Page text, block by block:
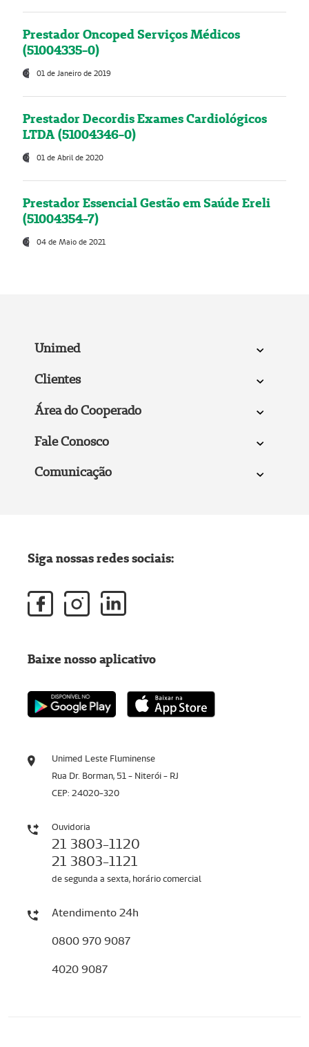
Prestador Oncoped Serviços Médicos
(51004335-0)
01 de Janeiro de 2019
Prestador Decordis Exames Cardiológicos
LTDA (51004346-0)
01 de Abril de 2020
Prestador Essencial Gestão em Saúde Ereli
(51004354-7)
04 de Maio de 2021
Unimed
Clientes
Área do Cooperado
Fale Conosco
Comunicação
Unimed Leste Fluminense
Rua Dr. Borman, 51 - Niterói - RJ
CEP: 24020-320
Ouvidoria
21 3803-1120
21 3803-1121
de segunda a sexta, horário comercial
Atendimento 24h
0800 970 9087
4020 9087
Siga nossas redes sociais:
Baixe nosso aplicativo